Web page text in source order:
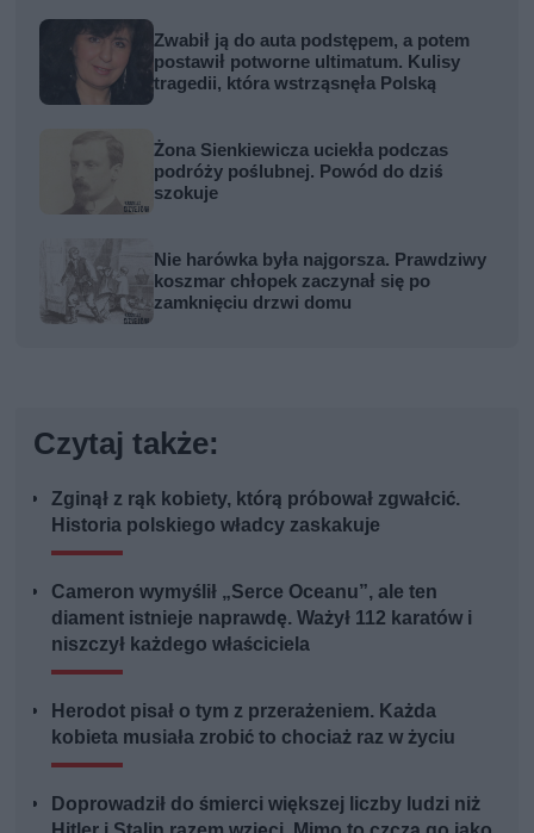
Zwabił ją do auta podstępem, a potem
postawił potworne ultimatum. Kulisy
tragedii, która wstrząsnęła Polską
Żona Sienkiewicza uciekła podczas
podróży poślubnej. Powód do dziś
szokuje
Nie harówka była najgorsza. Prawdziwy
koszmar chłopek zaczynał się po
zamknięciu drzwi domu
Czytaj także:
Zginął z rąk kobiety, którą próbował zgwałcić.
Historia polskiego władcy zaskakuje
Cameron wymyślił „Serce Oceanu”, ale ten
diament istnieje naprawdę. Ważył 112 karatów i
niszczył każdego właściciela
Herodot pisał o tym z przerażeniem. Każda
kobieta musiała zrobić to chociaż raz w życiu
Doprowadził do śmierci większej liczby ludzi niż